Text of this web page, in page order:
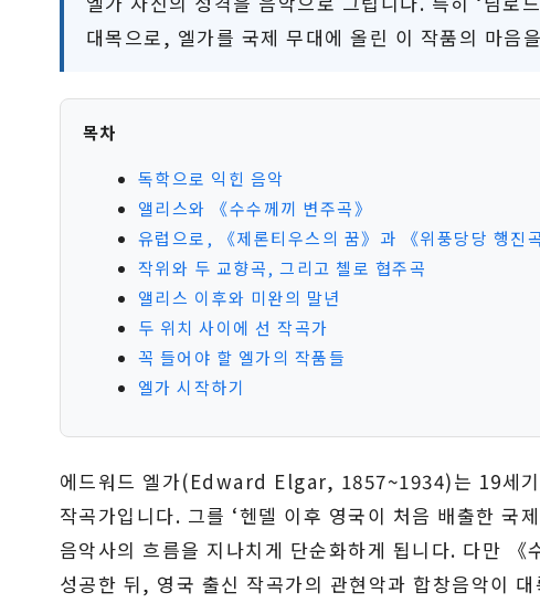
대목으로, 엘가를 국제 무대에 올린 이 작품의 마음
목차
독학으로 익힌 음악
앨리스와 《수수께끼 변주곡》
유럽으로, 《제론티우스의 꿈》과 《위풍당당 행진곡
작위와 두 교향곡, 그리고 첼로 협주곡
앨리스 이후와 미완의 말년
두 위치 사이에 선 작곡가
꼭 들어야 할 엘가의 작품들
엘가 시작하기
에드워드 엘가(Edward Elgar, 1857~1934)는 19세기
작곡가입니다. 그를 ‘헨델 이후 영국이 처음 배출한 국
음악사의 흐름을 지나치게 단순화하게 됩니다. 다만
성공한 뒤, 영국 출신 작곡가의 관현악과 합창음악이